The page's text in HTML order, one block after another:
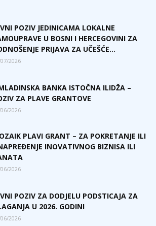
POZIV JEDINICAMA LOKALNE
U BOSNI I HERCEGOVINI ZA
PRIJAVA ZA UČEŠĆE...
2026
BANKA ISTOČNA ILIDŽA –
ZA PLAVE GRANTOVE
2026
PLAVI GRANT – ZA POKRETANJE ILI
INOVATIVNOG BIZNISA ILI
2026
POZIV ZA DODJELU PODSTICAJA ZA
U 2026. GODINI
2026